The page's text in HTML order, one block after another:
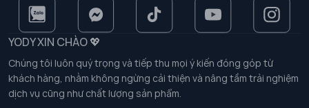
YODY XIN CHÀO 💖
Chúng tôi luôn quý trọng và tiếp thu mọi ý kiến đóng góp từ
khách hàng, nhằm không ngừng cải thiện và nâng tầm trải nghiệm
dịch vụ cũng như chất lượng sản phẩm.